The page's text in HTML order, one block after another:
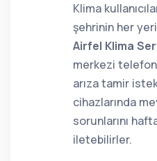
Klima
şehrinin her
Airfel Klima
merkezi
arıza tamir
cihazlarında
sorunlarını
iletebilirler.